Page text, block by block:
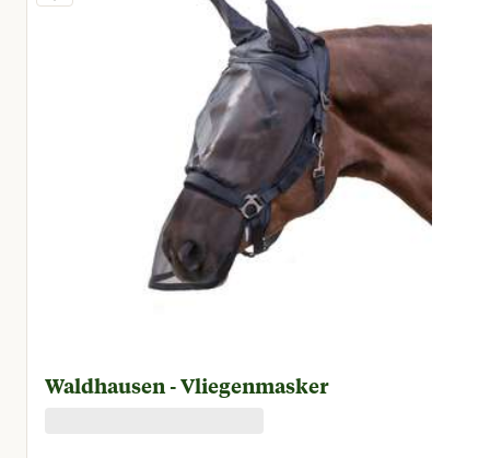
Waldhausen - Vliegenmasker